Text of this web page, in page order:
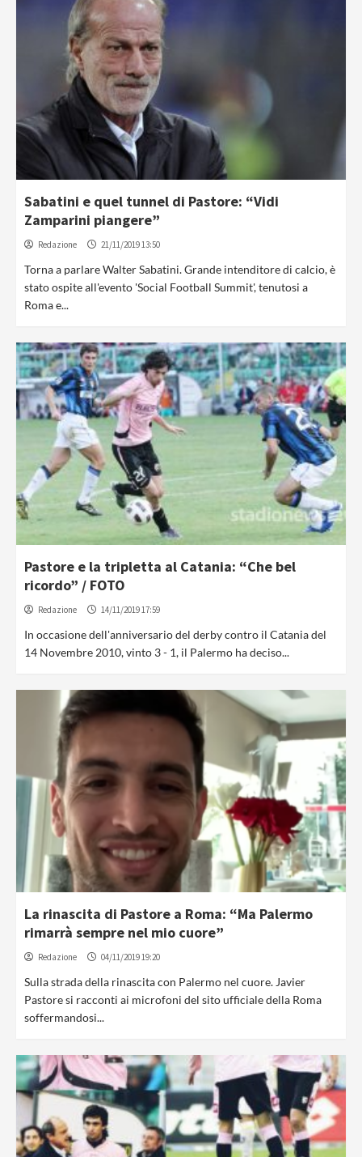
Sabatini e quel tunnel di Pastore: “Vidi
Zamparini piangere”
Redazione 21/11/2019 13:50
Torna a parlare Walter Sabatini. Grande intenditore di calcio, è
stato ospite all'evento 'Social Football Summit', tenutosi a
Roma e...
Pastore e la tripletta al Catania: “Che bel
ricordo” / FOTO
Redazione 14/11/2019 17:59
In occasione dell'anniversario del derby contro il Catania del
14 Novembre 2010, vinto 3 - 1, il Palermo ha deciso...
La rinascita di Pastore a Roma: “Ma Palermo
rimarrà sempre nel mio cuore”
Redazione 04/11/2019 19:20
Sulla strada della rinascita con Palermo nel cuore. Javier
Pastore si racconti ai microfoni del sito ufficiale della Roma
soffermandosi...